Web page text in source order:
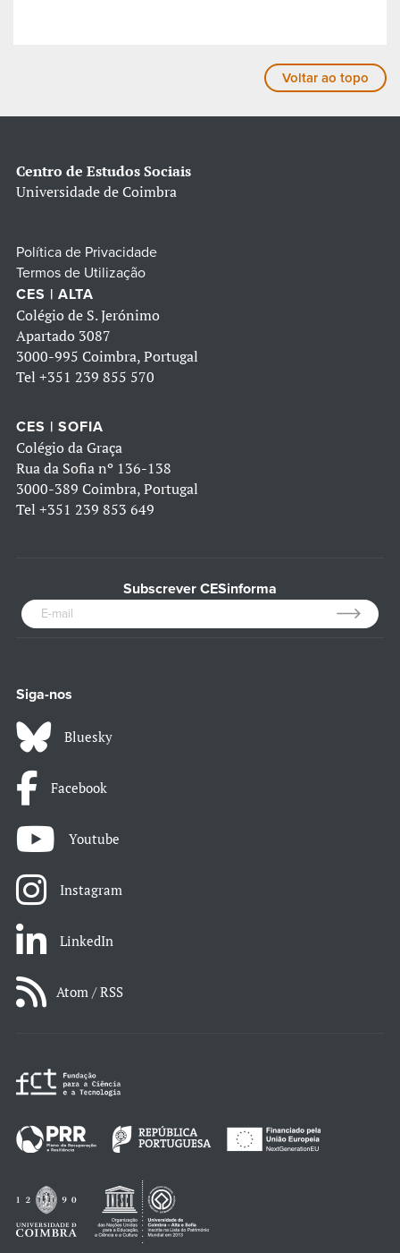
Voltar ao topo
Centro de Estudos Sociais
Universidade de Coimbra
Política de Privacidade
Termos de Utilização
CES | ALTA
Colégio de S. Jerónimo
Apartado 3087
3000-995 Coimbra, Portugal
Tel +351 239 855 570
CES | SOFIA
Colégio da Graça
Rua da Sofia nº 136-138
3000-389 Coimbra, Portugal
Tel +351 239 853 649
Subscrever CESinforma
Siga-nos
Bluesky
Facebook
Youtube
Instagram
LinkedIn
Atom / RSS